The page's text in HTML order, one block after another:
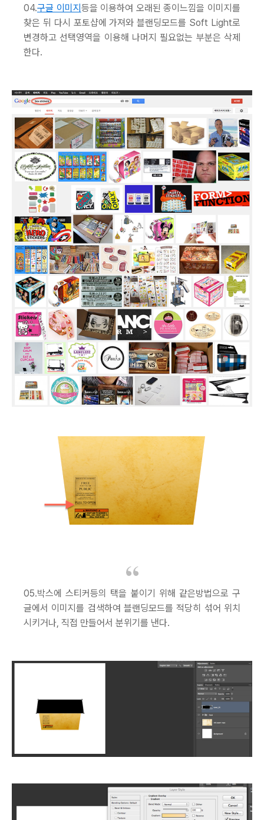
04.구글 이미지등을 이용하여 오래된 종이느낌을 이미지를
찾은 뒤 다시 포토샵에 가져와 블랜딩모드를 Soft Light로
변경하고 선택영역을 이용해 나머지 필요없는 부분은 삭제
한다.
05.박스에 스티커등의 택을 붙이기 위해 같은방법으로 구
글에서 이미지를 검색하여 블랜딩모드를 적당히 섞어 위치
시키거나, 직접 만들어서 분위기를 낸다.